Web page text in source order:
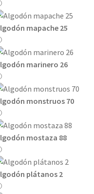
mapache 25
marinero 26
monstruos 70
mostaza 88
plátanos 2